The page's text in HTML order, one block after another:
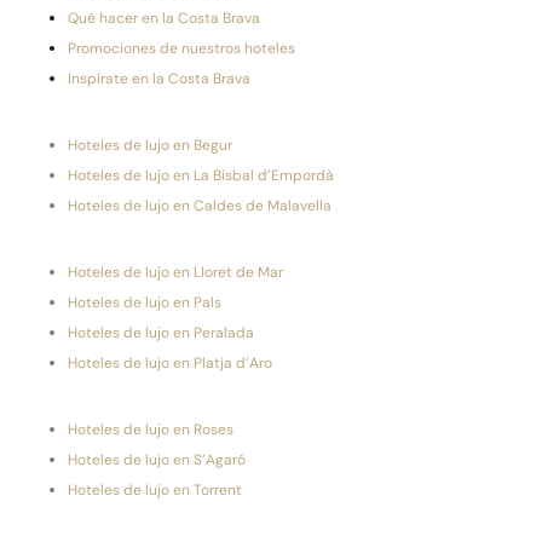
Qué hacer en la Costa Brava
Promociones de nuestros hoteles
Inspírate en la Costa Brava
Hoteles de lujo en Begur
Hoteles de lujo en La Bisbal d’Empordà
Hoteles de lujo en Caldes de Malavella
Hoteles de lujo en Lloret de Mar
Hoteles de lujo en Pals
Hoteles de lujo en Peralada
Hoteles de lujo en Platja d’Aro
Hoteles de lujo en Roses
Hoteles de lujo en S’Agaró
Hoteles de lujo en Torrent